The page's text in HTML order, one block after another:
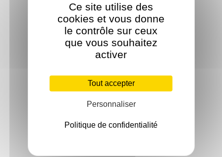
Ce site utilise des
cookies et vous donne
le contrôle sur ceux
que vous souhaitez
activer
Tout accepter
Personnaliser
Politique de confidentialité